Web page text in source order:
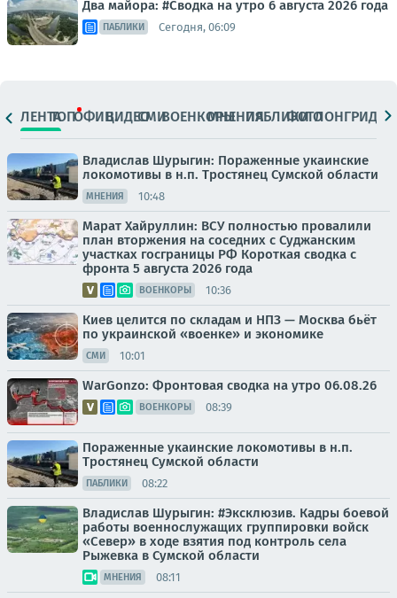
Два майора: #Сводка на утро 6 августа 2026 года
ПАБЛИКИ Сегодня, 06:09
ЛЕНТАТОПОФИЦ.ВИДЕОСМИВОЕНКОРЫМНЕНИЯПАБЛИКИ
ФОТОЛОНГРИДЫ
Владислав Шурыгин: Пораженные укаинские
локомотивы в н.п. Тростянец Сумской области
МНЕНИЯ 10:48
Марат Хайруллин: ВСУ полностью провалили
план вторжения на соседних с Суджанским
участках госграницы РФ Короткая сводка с
фронта 5 августа 2026 года
ВОЕНКОРЫ 10:36
Киев целится по складам и НПЗ — Москва бьёт
по украинской «военке» и экономике
СМИ 10:01
WarGonzo: Фронтовая сводка на утро 06.08.26
ВОЕНКОРЫ 08:39
Пораженные укаинские локомотивы в н.п.
Тростянец Сумской области
ПАБЛИКИ 08:22
Владислав Шурыгин: #Эксклюзив. Кадры боевой
работы военнослужащих группировки войск
«Север» в ходе взятия под контроль села
Рыжевка в Сумской области
МНЕНИЯ 08:11